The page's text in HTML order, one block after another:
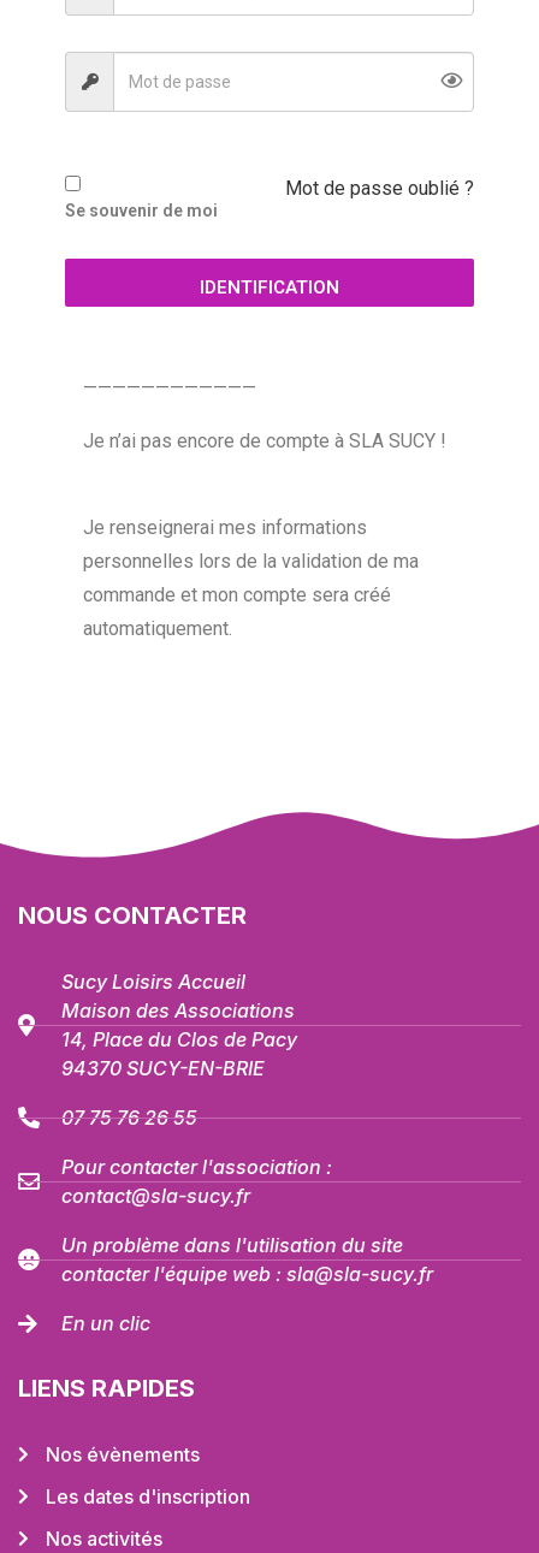
Se souvenir de moi
Mot de passe oublié ?
IDENTIFICATION
————————————
Je n’ai pas encore de compte à SLA SUCY !
Je renseignerai mes informations
personnelles lors de la validation de ma
commande et mon compte sera créé
automatiquement.
NOUS CONTACTER
Sucy Loisirs Accueil
Maison des Associations
14, Place du Clos de Pacy
94370 SUCY-EN-BRIE
07 75 76 26 55
Pour contacter l'association :
contact@sla-sucy.fr
Un problème dans l'utilisation du site
contacter l'équipe web : sla@sla-sucy.fr
En un clic
LIENS RAPIDES
Nos évènements
Les dates d'inscription
Nos activités